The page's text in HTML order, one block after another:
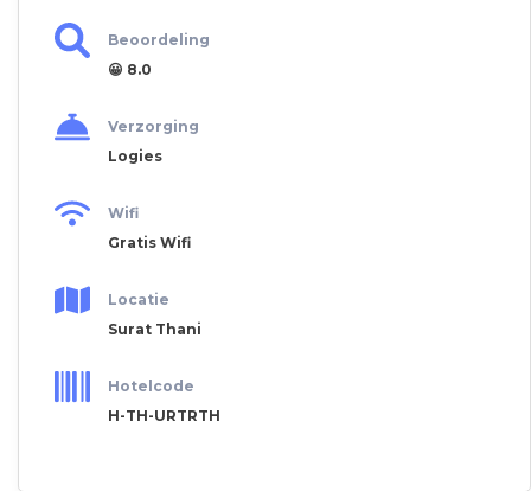
Beoordeling
😀 8.0
Verzorging
Logies
Wifi
Gratis Wifi
Locatie
Surat Thani
Hotelcode
H-TH-URTRTH